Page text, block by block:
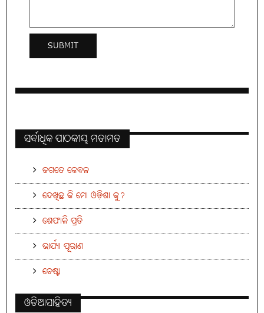
ସର୍ବାଧିକ ପାଠକୀୟ ମତାମତ
ଜଗତେ କେବଳ
ଦେଖିଛ କି ମୋ ଓଡ଼ିଶା କୁ?
ଶେଫାଳି ପ୍ରତି
ଭାର୍ଯ୍ୟା ପୂରାଣ
ଚେଷ୍ଟା
ଓଡିଆସାହିତ୍ୟ